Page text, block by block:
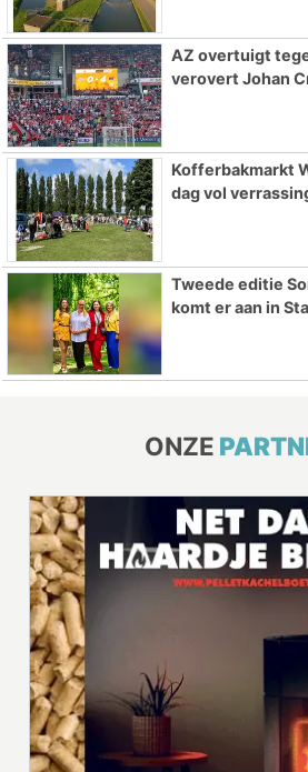
AZ overtuigt
verovert Johan
Kofferbakmarkt
dag vol
Tweede editie
komt er aan in
ONZE